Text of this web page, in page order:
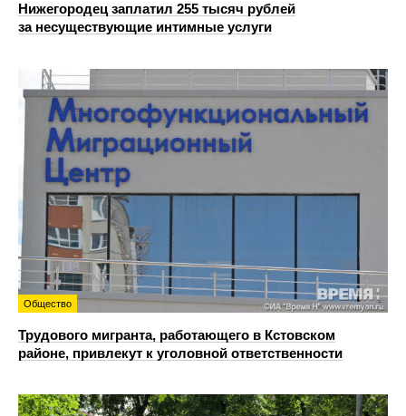
Нижегородец заплатил 255 тысяч рублей
за несуществующие интимные услуги
Общество
Трудового мигранта, работающего в Кстовском
районе, привлекут к уголовной ответственности